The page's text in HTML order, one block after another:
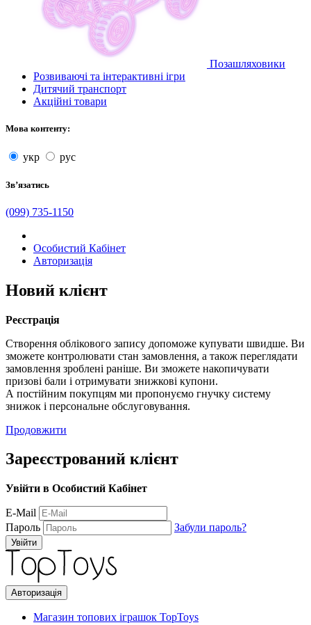
Позашляховики
Розвиваючі та інтерактивні ігри
Дитячий транспорт
Акційні товари
Мова контенту:
укр рус
Звʼязатись
(099) 735-1150
Особистий Кабінет
Авторизація
Новий клієнт
Реєстрація
Створення облікового запису допоможе купувати швидше. Ви
зможете контролювати стан замовлення, а також переглядати
замовлення зроблені раніше. Ви зможете накопичувати
призові бали і отримувати знижкові купони.
А постійним покупцям ми пропонуємо гнучку систему
знижок і персональне обслуговування.
Продовжити
Зареєстрований клієнт
Увійти в Особистий Кабінет
E-Mail
Пароль
Забули пароль?
Авторизація
Магазин топових іграшок TopToys